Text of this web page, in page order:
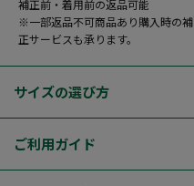
補正前・着用前の返品可能
※一部返品不可商品あり購入時の補
正サービスも承ります。
サイズの選び方
ご利用ガイド